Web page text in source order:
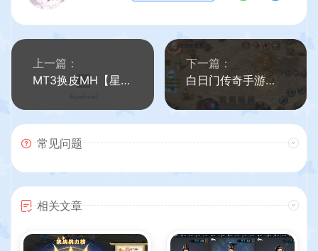
上一篇：
MT3换皮MH【星瀚西游修复版】最新整理Linux手工端+安卓苹果双端+GM后台+源码+详细搭建教程
下一篇：
白日门传奇手游【纵横单职业修改版】最新整理WIN系服务端+安卓+GM工具+详细搭建教程
常见问题
相关文章